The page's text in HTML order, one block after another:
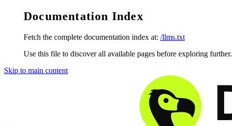
Documentation Index
Fetch the complete documentation index at: /llms.txt
Use this file to discover all available pages before exploring further.
Skip to main content